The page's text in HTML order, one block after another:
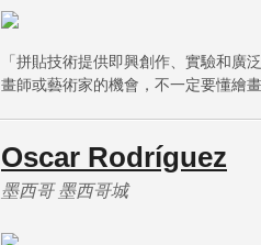
「拼貼技術提供即興創作、實驗和廣
畫師或藝術家的機會，不一定要懂繪
Oscar Rodríguez
墨西哥 墨西哥城